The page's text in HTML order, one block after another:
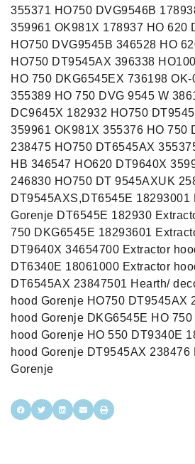
355371 HO750 DVG9546B
359961 OK981X 178937 HO 620
HO750 DVG9545B 346528 HO
HO750 DT9545AX 396338
HO 750 DKG6545EX 736198
355389 HO 750 DVG 9545 W
DC9645X 182932 HO750
359961 OK981X 355376 HO 750
238475 HO750 DT6545AX
HB 346547 HO620 DT9640X
246830 HO750 DT 9545AXUK
DT9545AXS,DT6545E 18293001
Gorenje DT6545E 182930
750 DKG6545E 18293601
DT9640X 34654700 Extractor
DT6340E 18061000 Extractor
DT6545AX 23847501 Hearth/
hood Gorenje HO750 DT9545AX
hood Gorenje DKG6545E HO
hood Gorenje HO 550 DT9340E
hood Gorenje DT9545AX 238476
Gorenje